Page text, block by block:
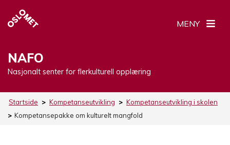
NAFO
Nasjonalt senter for flerkulturell opplæring
MENY
Startside > Kompetanseutvikling > Kompetanseutvikling i skolen
> Kompetansepakke om kulturelt mangfold